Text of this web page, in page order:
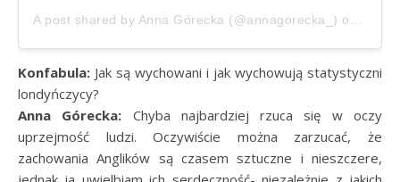
A post shared by Anna Górecka (@annagorecka_) on
Konfabula: Jak są wychowani i jak wychowują statystyczni
londyńczycy?
Anna Górecka: Chyba najbardziej rzuca się w oczy
uprzejmość ludzi. Oczywiście można zarzucać, że
zachowania Anglików są czasem sztuczne i nieszczere,